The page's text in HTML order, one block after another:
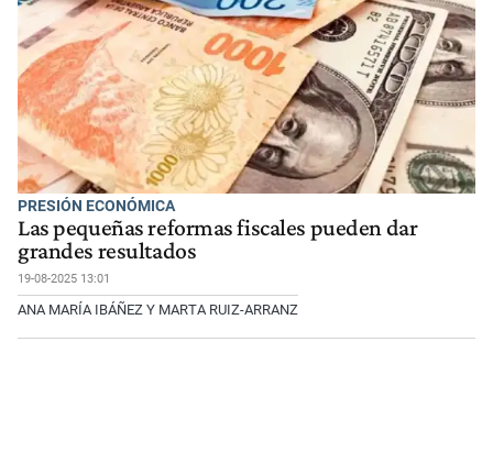
PRESIÓN ECONÓMICA
Las pequeñas reformas fiscales pueden dar
grandes resultados
19-08-2025 13:01
ANA MARÍA IBÁÑEZ Y MARTA RUIZ-ARRANZ